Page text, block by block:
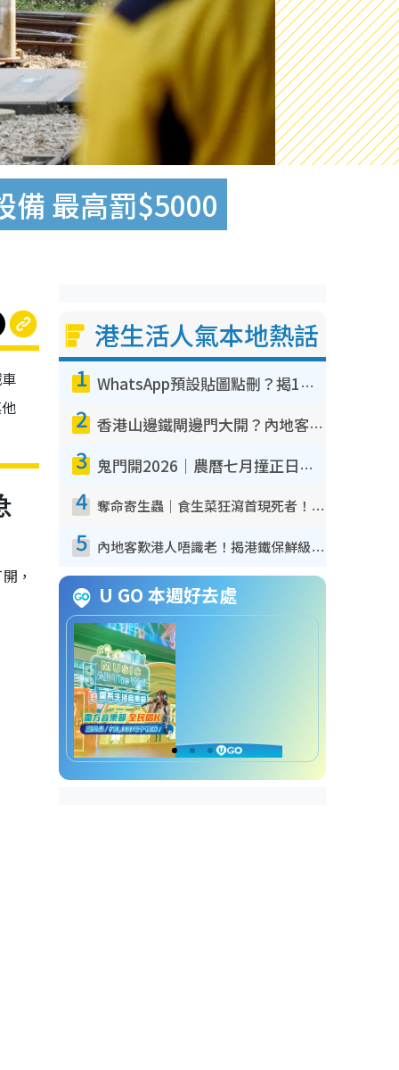
備 最高罰$5000
，
港生活人氣本地熱話
1 WhatsApp預設貼圖點刪？揭1招「反向操作」還原簡潔介面 附3步實測教學
2 香港山邊鐵閘邊門大開？內地客困惑意義何在！網民神回覆：呢種叫法理性防禦
3 鬼門開2026｜農曆七月撞正日全食特別邪？專家警告切忌做一事！揭4大禁忌+2招保平安
4 奪命寄生蟲｜食生菜狂瀉首現死者！疫潮惡化錄1.8萬宗病例 揭洗菜3大謬誤
5 內地客歎港人唔識老！揭港鐵保鮮級冷氣 港人求放過：咪投訴
U GO 本週好去處